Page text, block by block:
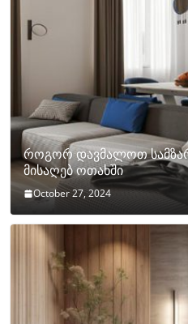
როგორ დავმალოთ
მისაღებ ოთახში
October 27, 2024